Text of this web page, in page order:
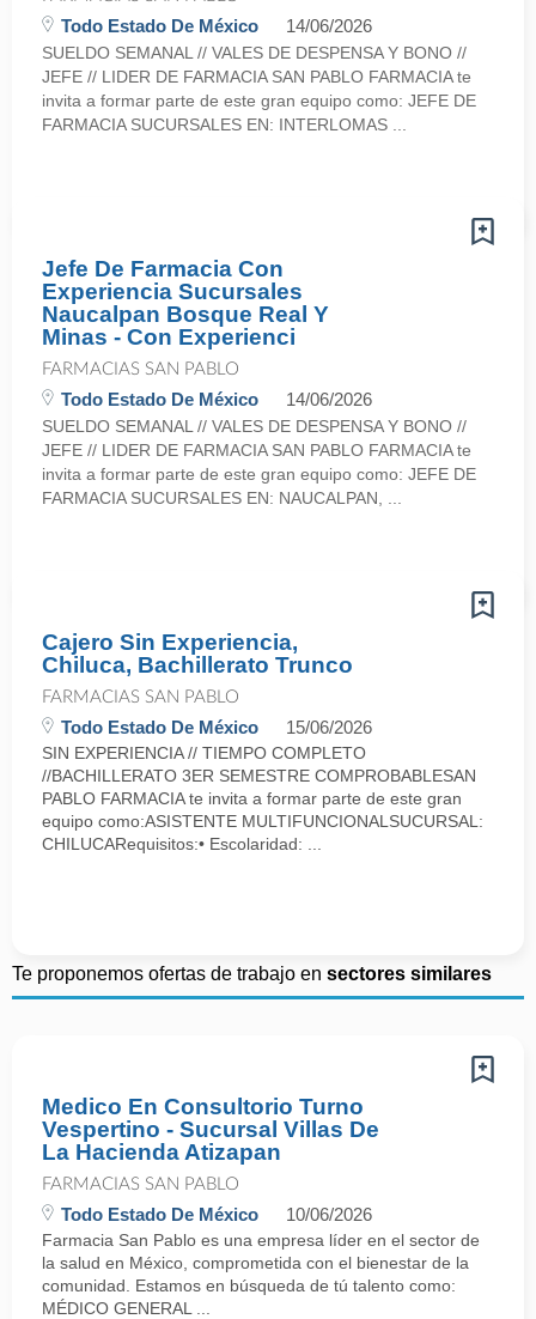
Todo Estado De México 14/06/2026
SUELDO SEMANAL // VALES DE DESPENSA Y BONO //
JEFE // LIDER DE FARMACIA SAN PABLO FARMACIA te
invita a formar parte de este gran equipo como: JEFE DE
FARMACIA SUCURSALES EN: INTERLOMAS ...
Jefe De Farmacia Con
Experiencia Sucursales
Naucalpan Bosque Real Y
Minas - Con Experienci
FARMACIAS SAN PABLO
Todo Estado De México 14/06/2026
SUELDO SEMANAL // VALES DE DESPENSA Y BONO //
JEFE // LIDER DE FARMACIA SAN PABLO FARMACIA te
invita a formar parte de este gran equipo como: JEFE DE
FARMACIA SUCURSALES EN: NAUCALPAN, ...
Cajero Sin Experiencia,
Chiluca, Bachillerato Trunco
FARMACIAS SAN PABLO
Todo Estado De México 15/06/2026
SIN EXPERIENCIA // TIEMPO COMPLETO
//BACHILLERATO 3ER SEMESTRE COMPROBABLESAN
PABLO FARMACIA te invita a formar parte de este gran
equipo como:ASISTENTE MULTIFUNCIONALSUCURSAL:
CHILUCARequisitos:• Escolaridad: ...
Te proponemos ofertas de trabajo en sectores similares
Medico En Consultorio Turno
Vespertino - Sucursal Villas De
La Hacienda Atizapan
FARMACIAS SAN PABLO
Todo Estado De México 10/06/2026
Farmacia San Pablo es una empresa líder en el sector de
la salud en México, comprometida con el bienestar de la
comunidad. Estamos en búsqueda de tú talento como:
MÉDICO GENERAL ...